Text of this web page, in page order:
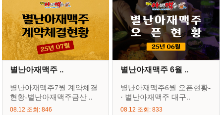
별난아재맥주 ..
별난아재맥주7월 계약체결
현황-별난아재맥주금산 ..
08.12 조회: 846
별난아재맥주 6월 ..
별난아재맥주6월 오픈현황-
· 별난아재맥주 대구..
08.12 조회: 833